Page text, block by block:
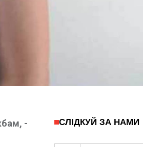
-
СЛІДКУЙ ЗА НАМИ